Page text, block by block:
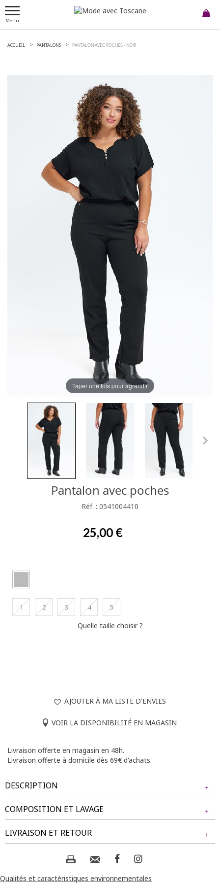
Menu
ACCUEIL PANTALONS PANTALON AVEC POCHES - NOIR
Taper une fois pour agrandir
Pantalon avec poches
Réf. : 0541004410
25,00 €
1 2 3 4 5
Quelle taille choisir ?
AJOUTER À MA LISTE D'ENVIES
VOIR LA DISPONIBILITÉ EN MAGASIN
Livraison offerte en magasin en 48h.
Livraison offerte à domicile dès 69€ d'achats.
DESCRIPTION
Pantalon extensible uni avec œillets décoratifs. Coupe droite.
Fausses poches italiennes devant. Coloris uni. Maille
extensible. Liseré ton sur ton en bordure des fausses
poches. Découpe géométrique ornée d'un œillet métallique
au-dessus des fausses poches. Ceinture élastiquée avec
COMPOSITION ET LAVAGE
Tissu principal : 96% POLYESTER, 4% ELASTHANE
Composition et lavage :
LIVRAISON ET RETOUR
NOS MODES DE LIVRAISON
Livraison Magasin :
Qualités et caractéristiques environnementales